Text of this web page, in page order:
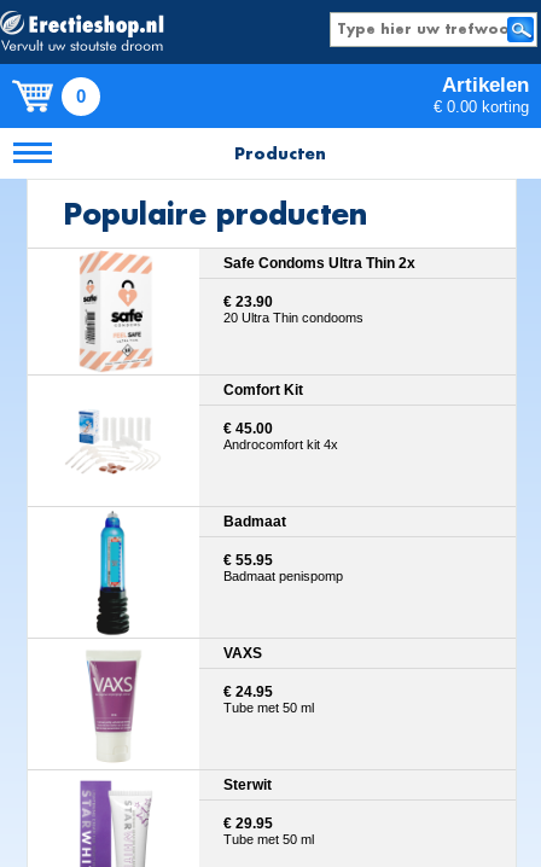
0 Artikelen
€ 0.00 korting
Producten
Populaire producten
Safe Condoms Ultra Thin 2x
€ 23.90
20 Ultra Thin condooms
Comfort Kit
€ 45.00
Androcomfort kit 4x
Badmaat
€ 55.95
Badmaat penispomp
VAXS
€ 24.95
Tube met 50 ml
Sterwit
€ 29.95
Tube met 50 ml